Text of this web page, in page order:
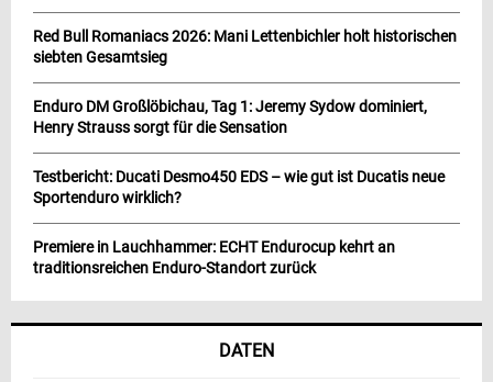
Red Bull Romaniacs 2026: Mani Lettenbichler holt historischen
siebten Gesamtsieg
Enduro DM Großlöbichau, Tag 1: Jeremy Sydow dominiert,
Henry Strauss sorgt für die Sensation
Testbericht: Ducati Desmo450 EDS – wie gut ist Ducatis neue
Sportenduro wirklich?
Premiere in Lauchhammer: ECHT Endurocup kehrt an
traditionsreichen Enduro-Standort zurück
DATEN